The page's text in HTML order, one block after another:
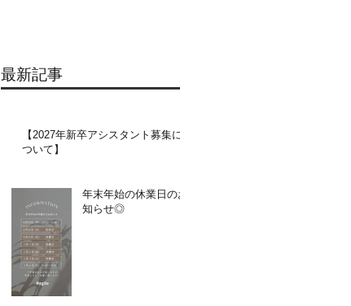
最新記事
【2027年新卒アシスタント募集に
ついて】​​
年末年始の休業日のお
知らせ◎